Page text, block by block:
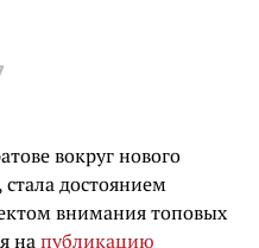
вокруг нового
достоянием
внимания топовых
напубликацию